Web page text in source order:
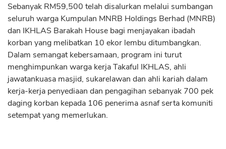
Sebanyak RM59,500 telah disalurkan melalui sumbangan
seluruh warga Kumpulan MNRB Holdings Berhad (MNRB)
dan IKHLAS Barakah House bagi menjayakan ibadah
korban yang melibatkan 10 ekor lembu ditumbangkan.
Dalam semangat kebersamaan, program ini turut
menghimpunkan warga kerja Takaful IKHLAS, ahli
jawatankuasa masjid, sukarelawan dan ahli kariah dalam
kerja-kerja penyediaan dan pengagihan sebanyak 700 pek
daging korban kepada 106 penerima asnaf serta komuniti
setempat yang memerlukan.